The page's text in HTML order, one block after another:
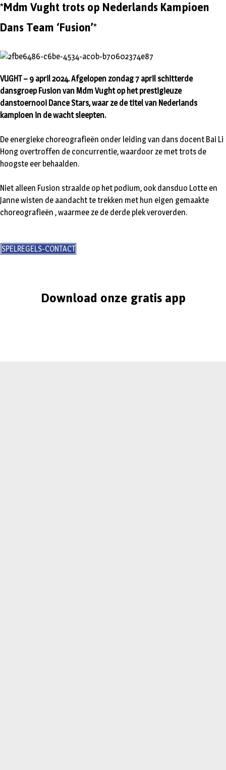
*Mdm Vught trots op Nederlands Kampioen
Dans Team ‘Fusion’*
VUGHT – 9 april 2024. Afgelopen zondag 7 april schitterde
dansgroep Fusion van Mdm Vught op het prestigieuze
danstoernooi Dance Stars, waar ze de titel van Nederlands
kampioen in de wacht sleepten.
De energieke choreografieën onder leiding van dans docent Bai Li
Hong overtroffen de concurrentie, waardoor ze met trots de
hoogste eer behaalden.
Niet alleen Fusion straalde op het podium, ook dansduo Lotte en
Janne wisten de aandacht te trekken met hun eigen gemaakte
choreografieën , waarmee ze de derde plek veroverden.
SPELREGELS-CONTACT
Download onze gratis app